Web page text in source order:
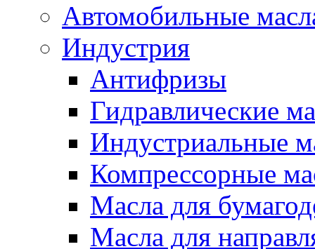
Автомобильные
Индустрия
Антифризы
Гидравлические
Индустриальные
Компрессорные
Масла для
Масла для